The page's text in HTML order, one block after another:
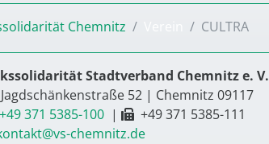
Chemnitz CULTRA
Stadtverband Chemnitz e. V.
Jagdschänkenstraße 52 | Chemnitz 09117
+49 371 5385-100 |
+49 371 5385-111
chemnitz.de